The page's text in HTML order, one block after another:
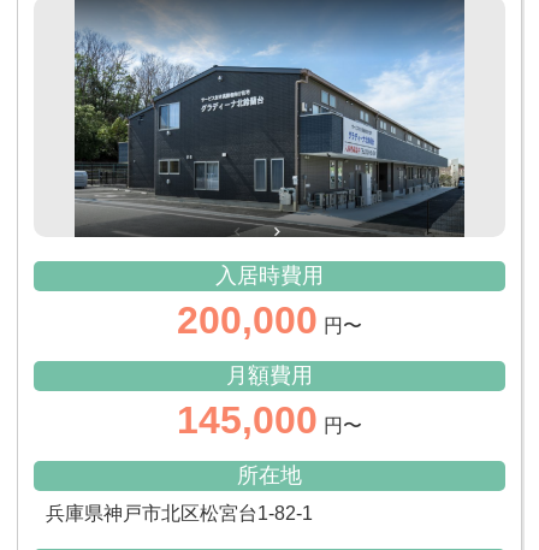
入居時費用
200,000 円〜
月額費用
145,000 円〜
所在地
兵庫県神戸市北区松宮台1-82-1